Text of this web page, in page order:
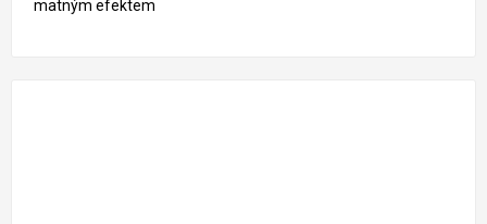
matným efektem